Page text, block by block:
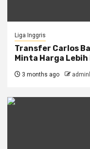
Liga Inggris
Transfer Carlos
Minta Harga Lebih
3 months ago